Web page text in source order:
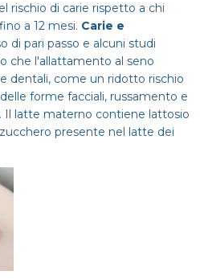
rischio di carie rispetto a chi
a 12 mesi. Carie e
di pari passo e alcuni studi
che l'allattamento al seno
dentali, come un ridotto rischio
forme facciali, russamento e
Il latte materno contiene lattosio
presente nel latte dei